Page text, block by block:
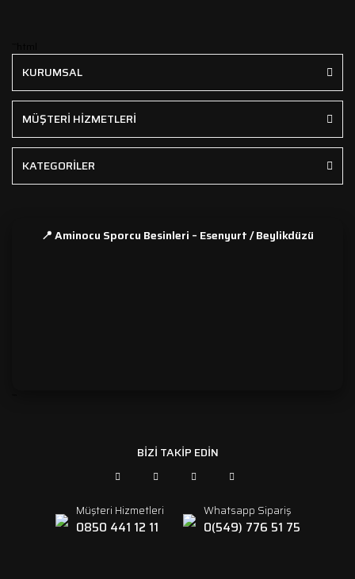
KURUMSAL
MÜŞTERİ HİZMETLERİ
KATEGORİLER
📍 Aminocu Sporcu Besinleri – Esenyurt / Beylikdüzü
BİZİ TAKİP EDİN
Müşteri Hizmetleri
0850 441 12 11
Whatsapp Sipariş
0(549) 776 51 75